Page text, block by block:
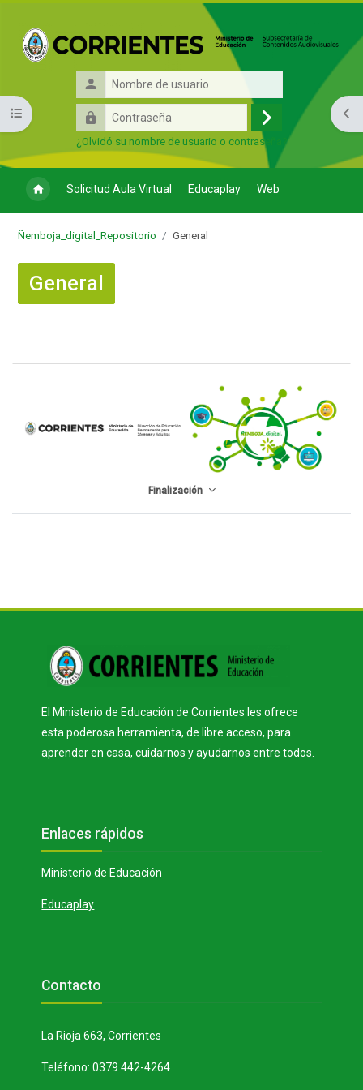
Nombre
de
usuario
Contraseña
Acceder
¿Olvidó su nombre de usuario o contraseña?
Solicitud Aula Virtual Educaplay Web
Abrir índice del curso
Ñemboja_digital_Repositorio General
General
Bloques
Perfilado de sección
Finalización
El Ministerio de Educación de Corrientes les ofrece
esta poderosa herramienta, de libre acceso, para
aprender en casa, cuidarnos y ayudarnos entre todos.
Bloques
Enlaces rápidos
Ministerio de Educación
Educaplay
Bloques
Contacto
La Rioja 663, Corrientes
Teléfono: 0379 442-4264